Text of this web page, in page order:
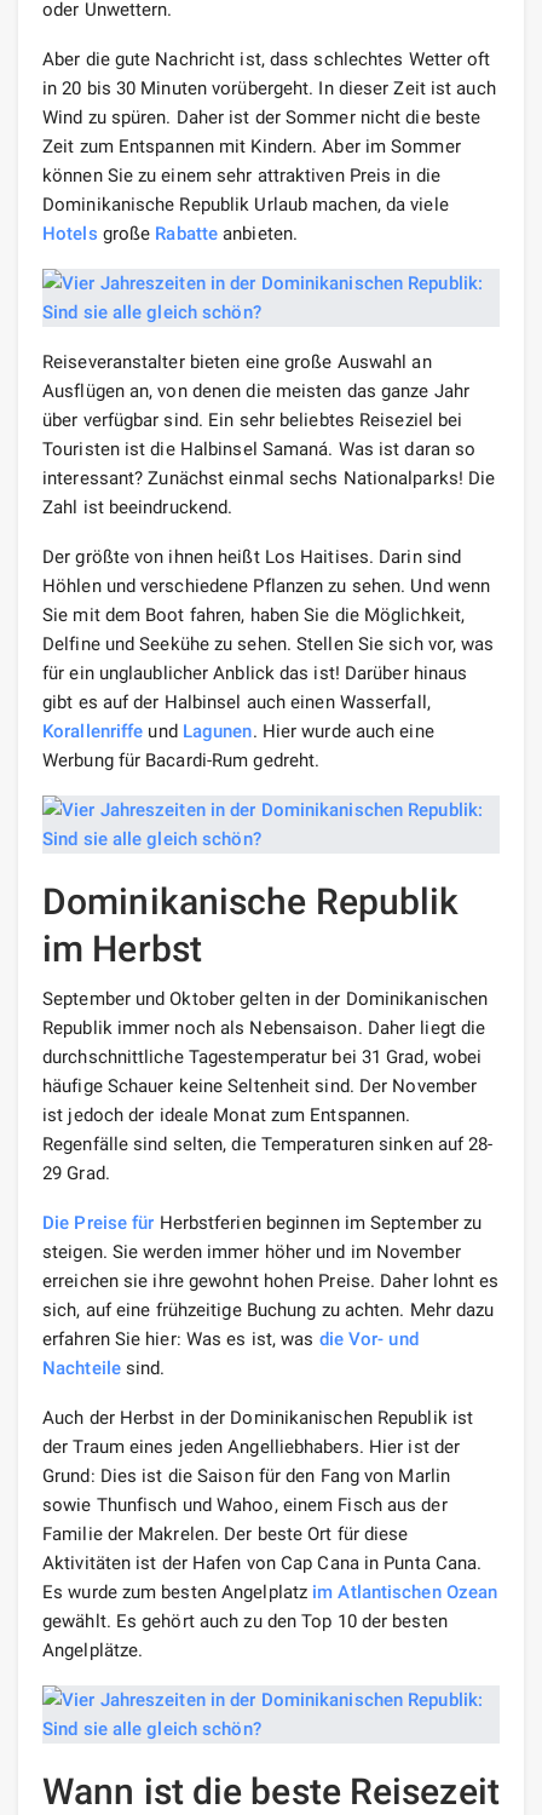
oder Unwettern.
Aber die gute Nachricht ist, dass schlechtes Wetter oft
in 20 bis 30 Minuten vorübergeht. In dieser Zeit ist auch
Wind zu spüren. Daher ist der Sommer nicht die beste
Zeit zum Entspannen mit Kindern. Aber im Sommer
können Sie zu einem sehr attraktiven Preis in die
Dominikanische Republik Urlaub machen, da viele
Hotels große Rabatte anbieten.
Reiseveranstalter bieten eine große Auswahl an
Ausflügen an, von denen die meisten das ganze Jahr
über verfügbar sind. Ein sehr beliebtes Reiseziel bei
Touristen ist die Halbinsel Samaná. Was ist daran so
interessant? Zunächst einmal sechs Nationalparks! Die
Zahl ist beeindruckend.
Der größte von ihnen heißt Los Haitises. Darin sind
Höhlen und verschiedene Pflanzen zu sehen. Und wenn
Sie mit dem Boot fahren, haben Sie die Möglichkeit,
Delfine und Seekühe zu sehen. Stellen Sie sich vor, was
für ein unglaublicher Anblick das ist! Darüber hinaus
gibt es auf der Halbinsel auch einen Wasserfall,
Korallenriffe und Lagunen. Hier wurde auch eine
Werbung für Bacardi-Rum gedreht.
Dominikanische Republik
im Herbst
September und Oktober gelten in der Dominikanischen
Republik immer noch als Nebensaison. Daher liegt die
durchschnittliche Tagestemperatur bei 31 Grad, wobei
häufige Schauer keine Seltenheit sind. Der November
ist jedoch der ideale Monat zum Entspannen.
Regenfälle sind selten, die Temperaturen sinken auf 28-
29 Grad.
Die Preise für Herbstferien beginnen im September zu
steigen. Sie werden immer höher und im November
erreichen sie ihre gewohnt hohen Preise. Daher lohnt es
sich, auf eine frühzeitige Buchung zu achten. Mehr dazu
erfahren Sie hier: Was es ist, was die Vor- und
Nachteilesind.
Auch der Herbst in der Dominikanischen Republik ist
der Traum eines jeden Angelliebhabers. Hier ist der
Grund: Dies ist die Saison für den Fang von Marlin
sowie Thunfisch und Wahoo, einem Fisch aus der
Familie der Makrelen. Der beste Ort für diese
Aktivitäten ist der Hafen von Cap Cana in Punta Cana.
Es wurde zum besten Angelplatz im Atlantischen Ozean
gewählt. Es gehört auch zu den Top 10 der besten
Angelplätze.
Wann ist die beste Reisezeit